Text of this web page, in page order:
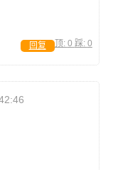
顶: 0 踩: 0
回复